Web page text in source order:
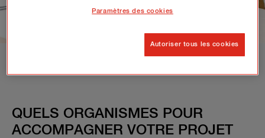
QUELS ORGANISMES POUR
ACCOMPAGNER VOTRE PROJET
Paramètres des cookies
Autoriser tous les cookies